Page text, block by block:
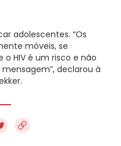
adolescentes. “Os
móveis, se
HIV é um risco e não
declarou à